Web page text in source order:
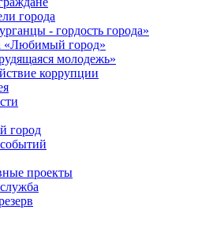
города
- гордость города»
«Любимый город»
молодежь»
коррупции
город
проекты